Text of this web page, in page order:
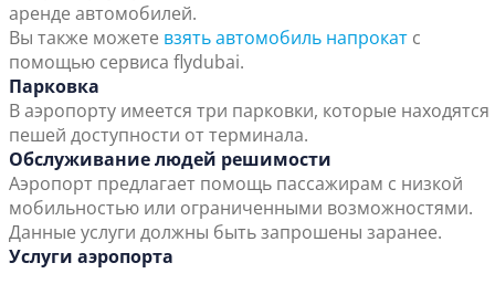
аренде автомобилей.
Вы также можете взять автомобиль напрокат с
помощью сервиса flydubai.
Парковка
В аэропорту имеется три парковки, которые находятся
пешей доступности от терминала.
Обслуживание людей решимости
Аэропорт предлагает помощь пассажирам с низкой
мобильностью или ограниченными возможностями.
Данные услуги должны быть запрошены заранее.
Услуги аэропорта